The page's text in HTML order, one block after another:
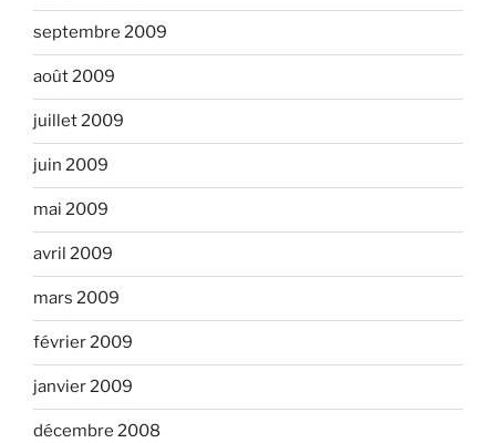
septembre 2009
août 2009
juillet 2009
juin 2009
mai 2009
avril 2009
mars 2009
février 2009
janvier 2009
décembre 2008